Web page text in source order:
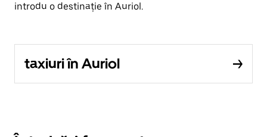
introdu o destinație în Auriol.
taxiuri în Auriol